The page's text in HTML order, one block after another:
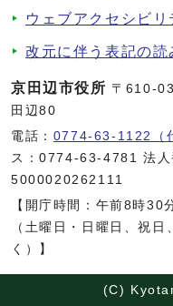
ウェブアクセシビリ
改元に伴う表記の読
京田辺市役所 〒610-
田辺80
電話： 0774-63-1122（
ス：0774-63-4781 法人
5000020262111
【開庁時間：午前8時30
（土曜日・日曜日、祝日
く）】
(C)